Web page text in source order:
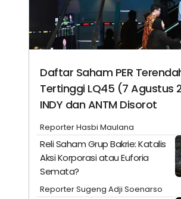
Daftar Saham PER
Tertinggi LQ45 (7 Agustus
INDY dan ANTM Disorot
Reporter Hasbi Maulana
Reli Saham Grup Bakrie: Katalis
Aksi Korporasi atau Euforia
Semata?
Reporter Sugeng Adji Soenarso